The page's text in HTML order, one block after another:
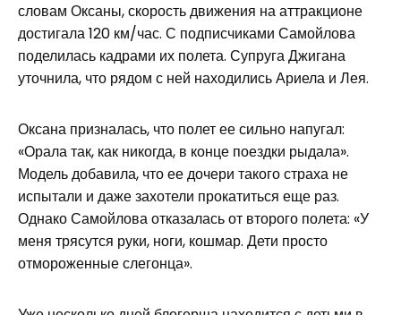
словам Оксаны, скорость движения на аттракционе
достигала 120 км/час. С подписчиками Самойлова
поделилась кадрами их полета. Супруга Джигана
уточнила, что рядом с ней находились Ариела и Лея.
Оксана призналась, что полет ее сильно напугал:
«Орала так, как никогда, в конце поездки рыдала».
Модель добавила, что ее дочери такого страха не
испытали и даже захотели прокатиться еще раз.
Однако Самойлова отказалась от второго полета: «У
меня трясутся руки, ноги, кошмар. Дети просто
отмороженные слегонца».